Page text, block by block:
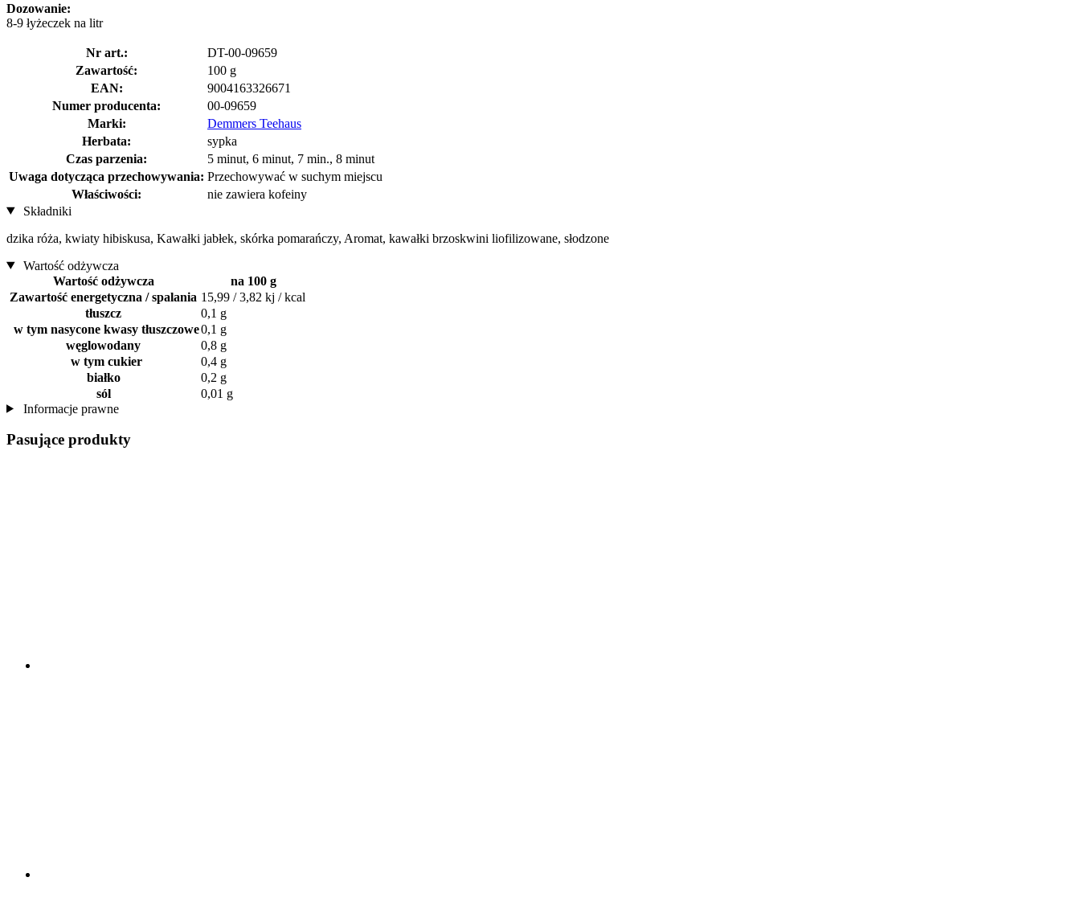
Dozowanie:
8-9 łyżeczek na litr
Nr art.:
DT-00-09659
Zawartość:
100 g
EAN:
9004163326671
Numer producenta:
00-09659
Marki:
Demmers Teehaus
Herbata:
sypka
Czas parzenia:
5 minut, 6 minut, 7 min., 8 minut
Uwaga dotycząca przechowywania: Przechowywać w suchym miejscu
Właściwości:
nie zawiera kofeiny
Składniki
dzika róża, kwiaty hibiskusa, Kawałki jabłek, skórka pomarańczy, Aromat, kawałki brzoskwini liofilizowane, słodzone
Wartość odżywcza
Wartość odżywcza
na 100 g
Zawartość energetyczna / spalania 15,99 / 3,82 kj / kcal
tłuszcz
0,1 g
w tym nasycone kwasy tłuszczowe0,1 g
węglowodany
0,8 g
w tym cukier
0,4 g
białko
0,2 g
sól
0,01 g
Informacje prawne
Pasujące produkty